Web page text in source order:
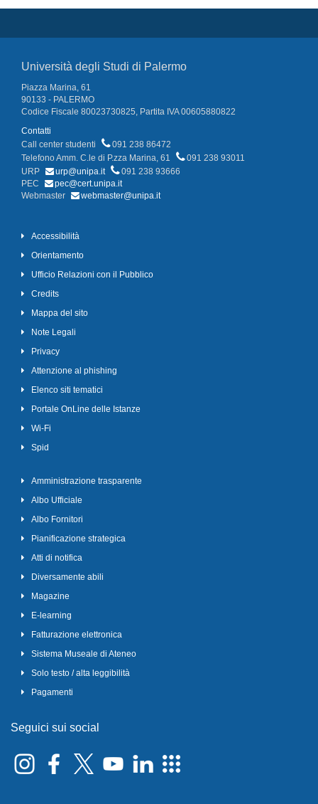
Università degli Studi di Palermo
Piazza Marina, 61
90133 - PALERMO
Codice Fiscale 80023730825, Partita IVA 00605880822
Contatti
Call center studenti
091 238 86472
Telefono Amm. C.le di P.zza Marina, 61
091 238 93011
URP
urp@unipa.it
091 238 93666
PEC
pec@cert.unipa.it
Webmaster
webmaster@unipa.it
Accessibilità
Orientamento
Ufficio Relazioni con il Pubblico
Credits
Mappa del sito
Note Legali
Privacy
Attenzione al phishing
Elenco siti tematici
Portale OnLine delle Istanze
Wi-Fi
Spid
Amministrazione trasparente
Albo Ufficiale
Albo Fornitori
Pianificazione strategica
Atti di notifica
Diversamente abili
Magazine
E-learning
Fatturazione elettronica
Sistema Museale di Ateneo
Solo testo / alta leggibilità
Pagamenti
Seguici sui social